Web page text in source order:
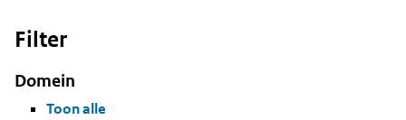
Filter
Domein
Toon alle